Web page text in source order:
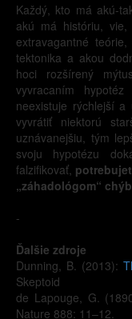
Každý, kto má akú-
akú má históriu,
extravagantné
tektonika a akou
hoci rozšírený
vyvracaním
neexistuje rýchlejší a
vyvrátiť niektorú
uznávanejšiu, tým
svoju hypotézu
falzifikovať,
„záhadológom“
-
Ďalšie zdroje
Dunning, B. (2013):
Skeptoid
de Lapouge, G.
Nature 888: 11–12.